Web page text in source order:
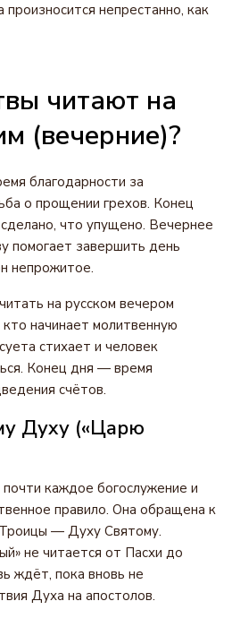
непрестанно, как
читают на
(вечерние)?
благодарности за
о прощении грехов. Конец
что упущено. Вечернее
помогает завершить день
непрожитое.
на русском вечером
начинает молитвенную
стихает и человек
Конец дня — время
счётов.
Духу («Царю
каждое богослужение и
правило. Она обращена к
— Духу Святому.
не читается от Пасхи до
ждёт, пока вновь не
Духа на апостолов.